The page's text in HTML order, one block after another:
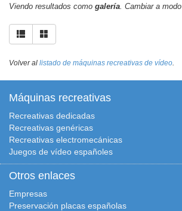
Viendo resultados como galería. Cambiar a modo
Volver al listado de máquinas recreativas de vídeo.
Máquinas recreativas
Recreativas dedicadas
Recreativas genéricas
Recreativas electromecánicas
Juegos de vídeo españoles
Otros enlaces
Empresas
Preservación placas españolas